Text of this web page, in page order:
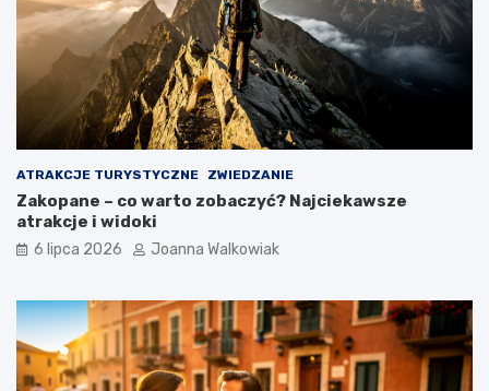
ATRAKCJE TURYSTYCZNE ZWIEDZANIE
Zakopane – co warto zobaczyć? Najciekawsze
atrakcje i widoki
6 lipca 2026 Joanna Walkowiak